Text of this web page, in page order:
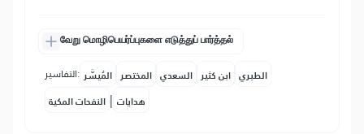
வேறு மொழிபெயர்ப்புகளை எடுத்துப் பார்த்தல்
التفاسير: المُيسَّر المختصر السعدي ابن كثير الطبري
النفحات المكية | هدايات